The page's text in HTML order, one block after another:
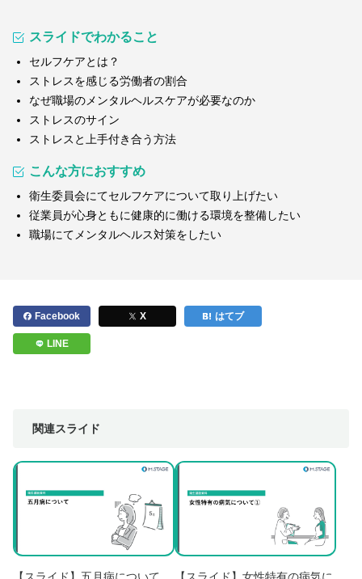
スライドでわかること
セルフケアとは？
ストレスを感じる労働者の割合
なぜ職場のメンタルヘルスケアが必要なのか
ストレスのサイン
ストレスと上手付き合う方法
こんな方におすすめ
衛生委員会にてセルフケアについて取り上げたい
従業員が心身ともに健康的に働ける環境を整備したい
職場にてメンタルヘルス対策をしたい
Facebook X はてブ
LINE
関連スライド
【スライド】五月病について 【スライド】女性特有の病気に